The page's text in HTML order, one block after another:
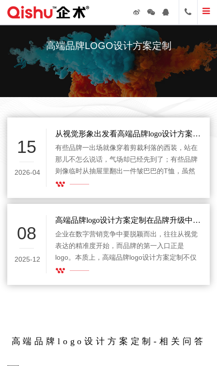
高端品牌LOGO设计方案定制
15
2026-04
从视觉形象出发看高端品牌logo设计方案定制
有些品牌一出场就像穿着剪裁利落的西装，站在
那儿不怎么说话，气场却已经先到了；有些品牌
则像临时从抽屉里翻出一件皱巴巴的T恤，虽然
也能穿，但总让人觉得“差点意思”。高端品牌
是单纯画一个图形，再配上几个字就完事，而是
帮品牌解决一个很现实的问题：怎样在用户还没
深入了解之前，先把气质、档次和记忆点稳稳立
住。毕竟现在大家每天看到的品牌太多了，如果
logo没有点真本事，很容易在视觉洪流里变成“我
08
2025-12
高端品牌logo设计方案定制在品牌升级中的核心作用
企业在数字营销竞争中要脱颖而出，往往从视觉
表达的精准度开始，而品牌的第一入口正是
logo。本质上，高端品牌logo设计方案定制不仅
是一次设计服务，更像是一项系统工程，它将品
高端品牌logo设计方案定制-相关问答